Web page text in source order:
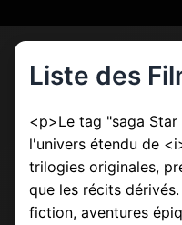
Liste des
<p>Le tag "saga
l'univers étendu de
trilogies originales,
que les récits
fiction, aventures